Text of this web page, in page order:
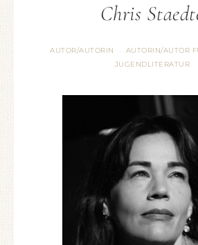
Chris
AUTOR/AUTORIN
AUTORIN/AUTOR
JUGENDLITERATUR